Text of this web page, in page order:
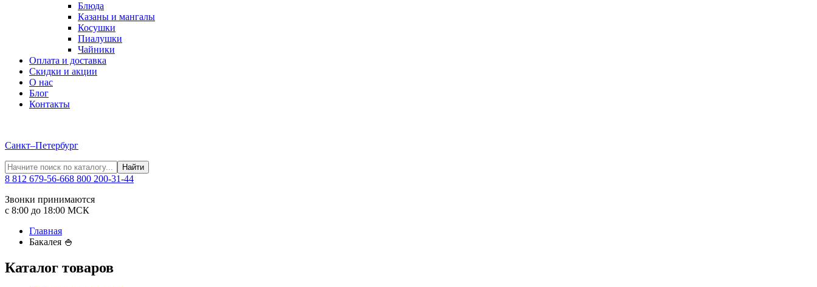
Блюда
Казаны и мангалы
Косушки
Пиалушки
Чайники
Оплата и доставка
Скидки и акции
О нас
Блог
Контакты
Санкт–Петербург
Найти
8 812 679-56-668 800 200-31-44
Звонки принимаются
с 8:00 до 18:00 МСК
Главная
Бакалея 🍚
Каталог товаров